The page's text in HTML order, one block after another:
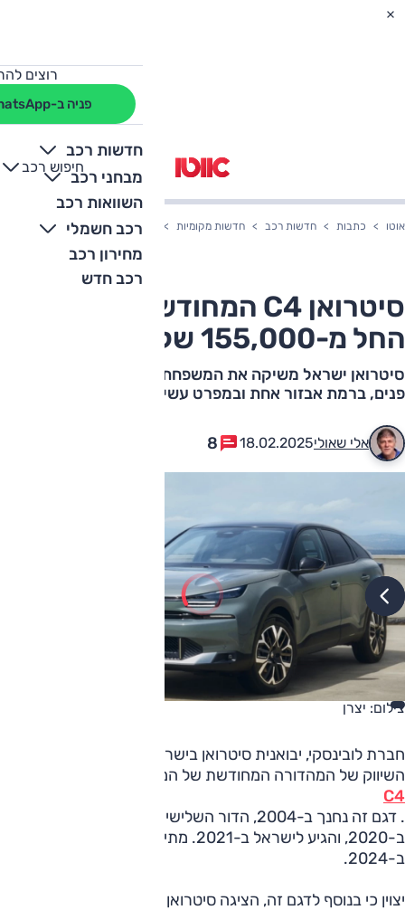
רוצים
פניה ב-WhatsApp
חדשות רכב
מבחני רכב
השוואות רכב
רכב חשמלי
מחירון רכב
רכב חדש
חיפוש רכב
+
-
אוטו כתבות חדשות רכב חדשות מקומיות סיטרואן C4 המחודשת – המחיר החל מ-155,000 שקלים
סיטרואן C4 המחודשת – המחיר
החל מ-155,000 שקלים
פנים, ברמת אבזור אחת ובמפרט עשיר
אלי שאולי18.02.2025
8
צילום: יצרן
חברת לובינסקי, יבואנית סיטרואן בישראל, הכריזה על תחילת
השיווק של המהדורה המחודשת של המשפחתית
C4
. דגם זה נחנך ב-2004, הדור השלישי-נוכחי שלו הושק
ב-2024.